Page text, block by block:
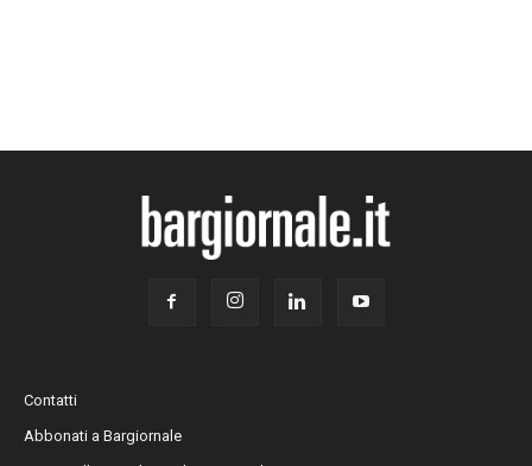
Contatti
Abbonati a Bargiornale